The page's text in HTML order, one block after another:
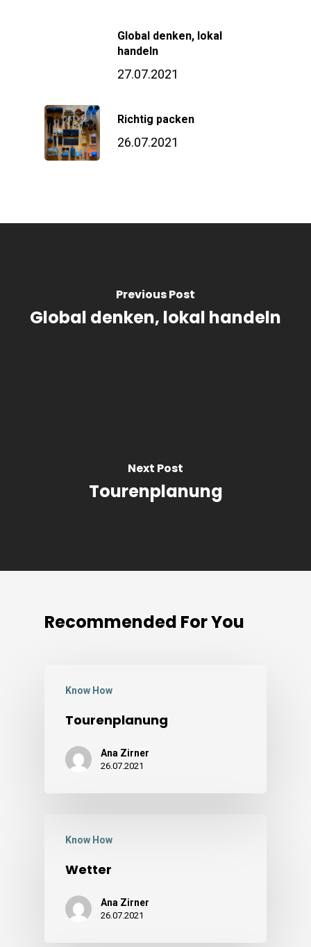
Global denken, lokal
handeln
27.07.2021
Richtig packen
26.07.2021
Previous Post
Global denken, lokal handeln
Next Post
Tourenplanung
Recommended For You
Know How
Tourenplanung
Ana Zirner
26.07.2021
Know How
Wetter
Ana Zirner
26.07.2021